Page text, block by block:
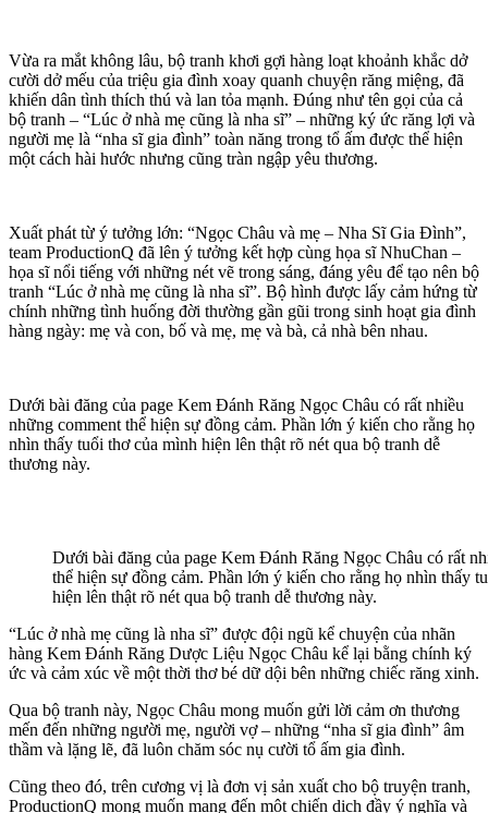
Vừa ra mắt không lâu, bộ tranh khơi gợi hàng loạt khoảnh khắc dở
cười dở mếu của triệu gia đình xoay quanh chuyện răng miệng, đã
khiến dân tình thích thú và lan tỏa mạnh. Đúng như tên gọi của cả
bộ tranh – “Lúc ở nhà mẹ cũng là nha sĩ” – những ký ức răng lợi và
người mẹ là “nha sĩ gia đình” toàn năng trong tổ ấm được thể hiện
một cách hài hước nhưng cũng tràn ngập yêu thương.
Xuất phát từ ý tưởng lớn: “Ngọc Châu và mẹ – Nha Sĩ Gia Đình”,
team ProductionQ đã lên ý tưởng kết hợp cùng họa sĩ NhuChan –
họa sĩ nổi tiếng với những nét vẽ trong sáng, đáng yêu để tạo nên bộ
tranh “Lúc ở nhà mẹ cũng là nha sĩ”. Bộ hình được lấy cảm hứng từ
chính những tình huống đời thường gần gũi trong sinh hoạt gia đình
hàng ngày: mẹ và con, bố và mẹ, mẹ và bà, cả nhà bên nhau.
Dưới bài đăng của page Kem Đánh Răng Ngọc Châu có rất nhiều
những comment thể hiện sự đồng cảm. Phần lớn ý kiến cho rằng họ
nhìn thấy tuổi thơ của mình hiện lên thật rõ nét qua bộ tranh dễ
thương này.
Dưới bài đăng của page Kem Đánh Răng Ngọc Châu có rất
thể hiện sự đồng cảm. Phần lớn ý kiến cho rằng họ nhìn thấy
hiện lên thật rõ nét qua bộ tranh dễ thương này.
“Lúc ở nhà mẹ cũng là nha sĩ” được đội ngũ kể chuyện của nhãn
hàng Kem Đánh Răng Dược Liệu Ngọc Châu kể lại bằng chính ký
ức và cảm xúc về một thời thơ bé dữ dội bên những chiếc răng xinh.
Qua bộ tranh này, Ngọc Châu mong muốn gửi lời cảm ơn thương
mến đến những người mẹ, người vợ – những “nha sĩ gia đình” âm
thầm và lặng lẽ, đã luôn chăm sóc nụ cười tổ ấm gia đình.
Cũng theo đó, trên cương vị là đơn vị sản xuất cho bộ truyện tranh,
ProductionQ mong muốn mang đến một chiến dịch đầy ý nghĩa và